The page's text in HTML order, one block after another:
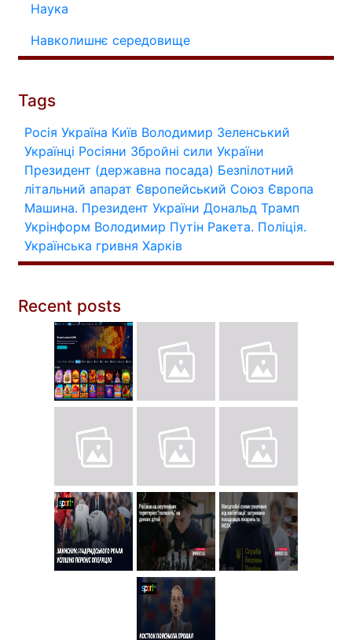
Наука
Навколишнє середовище
Tags
Росія Україна Київ Володимир Зеленський
Українці Росіяни Збройні сили України
Президент (державна посада) Безпілотний
літальний апарат Європейський Союз Європа
Машина. Президент України Дональд Трамп
Укрінформ Володимир Путін Ракета. Поліція.
Українська гривня Харків
Recent posts